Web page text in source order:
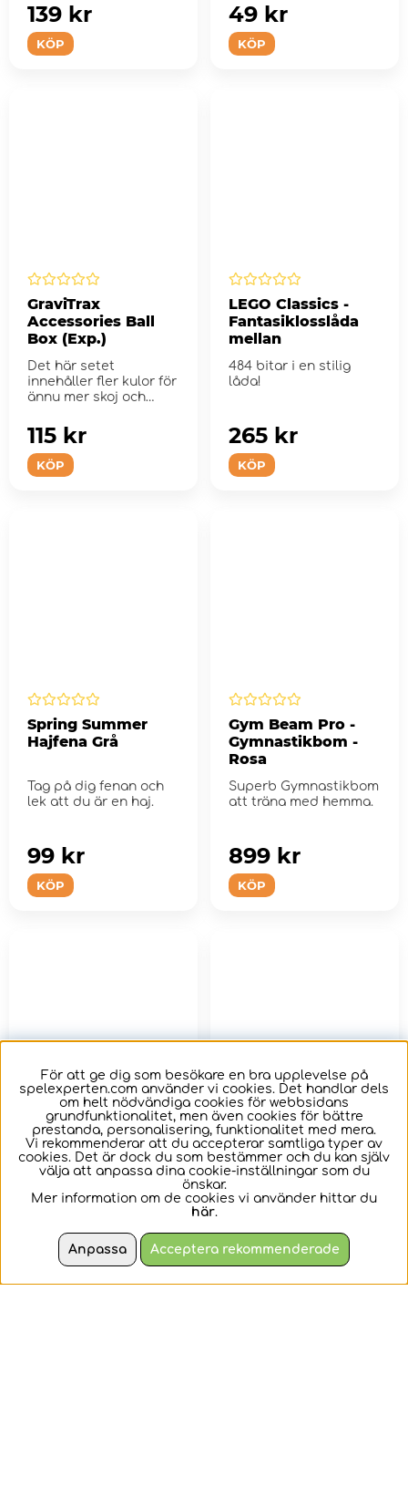
KÖP
139 kr
KÖP
49 kr
GraviTrax
Accessories Ball
Box (Exp.)
Det här setet
innehåller fler kulor för
ännu mer skoj och
KÖP
115 kr
LEGO Classics -
Fantasiklosslåda
mellan
484 bitar i en stilig
låda!
KÖP
265 kr
Spring Summer
Hajfena Grå
Tag på dig fenan och
lek att du är en haj.
KÖP
99 kr
Gym Beam Pro -
Gymnastikbom -
Rosa
Superb Gymnastikbom
att träna med hemma.
KÖP
899 kr
ZipString Luma
Lys upp natten med
Mamma Mu -
Kråkan 18 cm
Mamma Mus kompis
underbart mjukt
gosedjur.
För att ge dig som besökare en bra upplevelse på
spelexperten.com använder vi cookies. Det handlar dels
om helt nödvändiga cookies för webbsidans
grundfunktionalitet, men även cookies för bättre
prestanda, personalisering, funktionalitet med mera.
Vi rekommenderar att du accepterar samtliga typer av
cookies. Det är dock du som bestämmer och du kan själv
välja att anpassa dina cookie-inställningar som du
önskar.
Mer information om de cookies vi använder hittar du
här.
Anpassa Acceptera rekommenderade